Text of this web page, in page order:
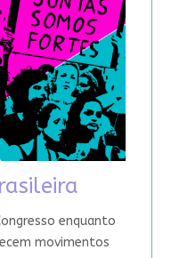
enquanto
movimentos